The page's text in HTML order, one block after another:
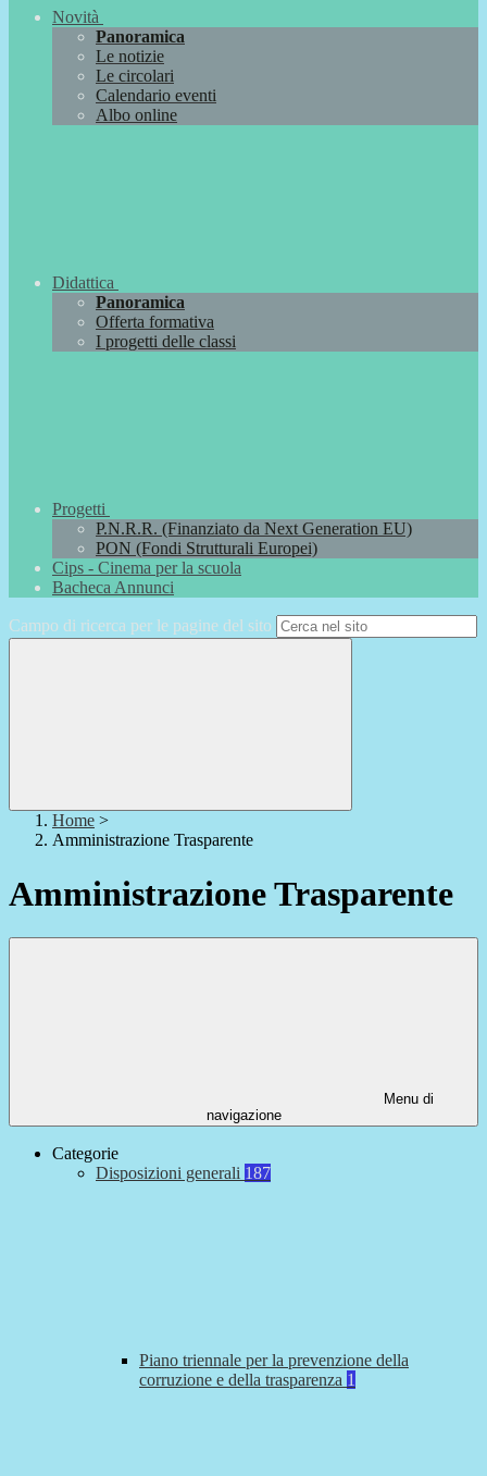
Novità
Panoramica
Le notizie
Le circolari
Calendario eventi
Albo online
Didattica
Panoramica
Offerta formativa
I progetti delle classi
Progetti
P.N.R.R. (Finanziato da Next Generation EU)
PON (Fondi Strutturali Europei)
Cips - Cinema per la scuola
Bacheca Annunci
Campo di ricerca per le pagine del sito
Home >
Amministrazione Trasparente
Amministrazione Trasparente
Menu di
navigazione
Categorie
Disposizioni generali 187
Piano triennale per la prevenzione della
corruzione e della trasparenza 1